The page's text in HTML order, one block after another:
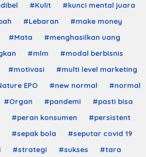
#Kulit
#kunci mental juara
#Lebaran
#make money
#Mata
#menghasilkan uang
#mlm
#modal berbisnis
#motivasi
#multi level marketing
EPO #new normal
#normal
#Organ #pandemi
#pasti bisa
#peran konsumen
#persistent
#sepak bola
#seputar covid 19
#strategi #sukses
#tara